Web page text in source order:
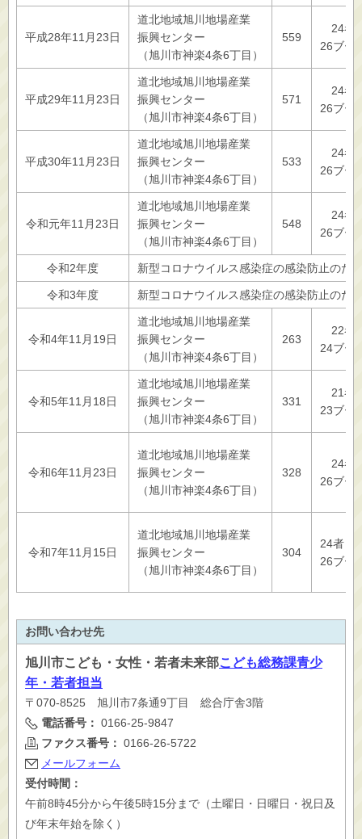
平成28年11月23日
道北地域旭川地場産業
振興センター
（旭川市神楽4条6丁目）
559
24者
26ブー
平成29年11月23日
道北地域旭川地場産業
振興センター
（旭川市神楽4条6丁目）
571
24者
26ブー
平成30年11月23日
道北地域旭川地場産業
振興センター
（旭川市神楽4条6丁目）
533
24者
26ブー
令和元年11月23日
道北地域旭川地場産業
振興センター
（旭川市神楽4条6丁目）
548
24者
26ブー
令和2年度 新型コロナウイルス感染症の感染防止のた
令和3年度 新型コロナウイルス感染症の感染防止のた
令和4年11月19日
道北地域旭川地場産業
振興センター
（旭川市神楽4条6丁目）
263
22者
24ブー
令和5年11月18日
道北地域旭川地場産業
振興センター
（旭川市神楽4条6丁目）
331
21者
23ブー
令和6年11月23日
道北地域旭川地場産業
振興センター
（旭川市神楽4条6丁目）
328
24者
26ブー
令和7年11月15日
道北地域旭川地場産業
振興センター
（旭川市神楽4条6丁目）
304
24者
26ブー
お問い合わせ先
旭川市こども・女性・若者未来部こども総務課青少
年・若者担当
〒070-8525 旭川市7条通9丁目 総合庁舎3階
電話番号： 0166-25-9847
ファクス番号： 0166-26-5722
メールフォーム
受付時間：
午前8時45分から午後5時15分まで（土曜日・日曜日・祝日及
び年末年始を除く）